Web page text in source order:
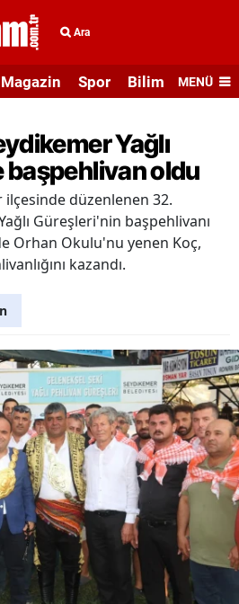
Ara
Magazin Spor Bilim veMENÜ
Yağlı
oldu
ilçesinde düzenlenen 32.
Güreşleri'nin başpehlivanı
Orhan Okulu'nu yenen Koç,
kazandı.